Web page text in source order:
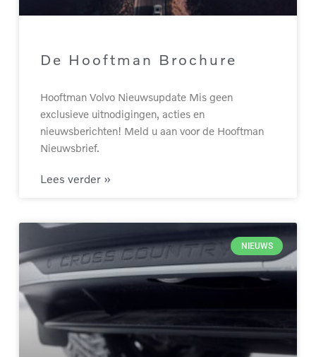
De Hooftman Brochure
Hooftman Volvo Nieuwsupdate Mis geen
exclusieve uitnodigingen, acties en
nieuwsberichten! Meld u aan voor de Hooftman
Nieuwsbrief.
Lees verder »
NIEUWS